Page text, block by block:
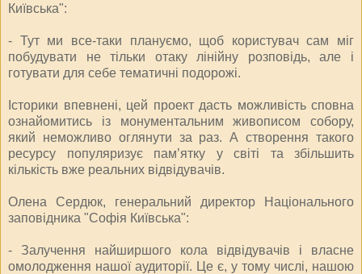
Київська":
- Тут ми все-таки плануємо, щоб користувач сам міг
побудувати не тільки отаку лінійну розповідь, але і
готувати для себе тематичні подорожі.
Історики впевнені, цей проект дасть можливість сповна
ознайомитись із монументальним живописом собору,
який неможливо оглянути за раз. А створення такого
ресурсу популяризує пам’ятку у світі та збільшить
кількість вже реальних відвідувачів.
Олена Сердюк, генеральний директор Національного
заповідника "Софія Київська":
- Залучення найширшого кола відвідувачів і власне
омолодження нашої аудиторії. Це є, у тому числі, нашою